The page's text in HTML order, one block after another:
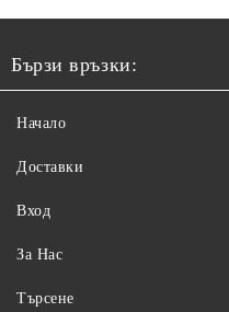
Бързи връзки:
Начало
Доставки
Вход
За Нас
Търсене